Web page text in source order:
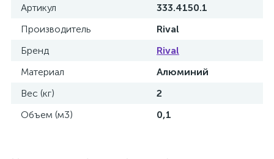
Артикул
333.4150.1
Производитель
Rival
Бренд
Rival
Материал
Алюминий
Вес (кг)
2
Объем (м3)
0,1